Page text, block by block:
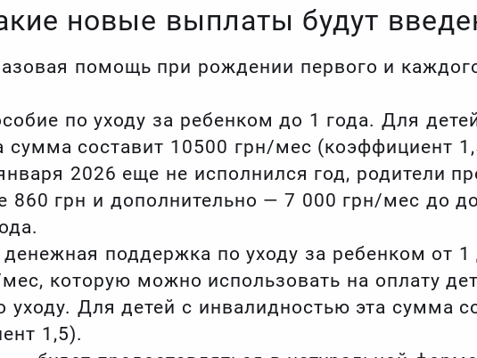
новые выплаты будут
помощь при рождении первого и
по уходу за ребенком до 1 года. Для
сумма составит 10500 грн/мес (коэффициент
2026 еще не исполнился год, родители
860 грн и дополнительно — 7 000 грн/мес до
поддержка по уходу за ребенком от 1
которую можно использовать на оплату
уходу. Для детей с инвалидностью эта сумма
1,5).